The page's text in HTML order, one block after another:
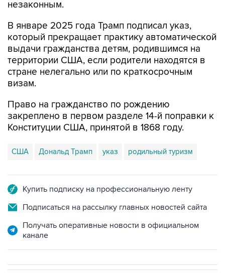
незаконным.
В январе 2025 года Трамп подписал указ,
который прекращает практику автоматической
выдачи гражданства детям, родившимся на
территории США, если родители находятся в
стране нелегально или по краткосрочным
визам.
Право на гражданство по рождению
закреплено в первом разделе 14-й поправки к
Конституции США, принятой в 1868 году.
США Дональд Трамп указ родильный туризм
Купить подписку на профессиональную ленту
Подписаться на рассылку главных новостей сайта
Получать оперативные новости в официальном
канале